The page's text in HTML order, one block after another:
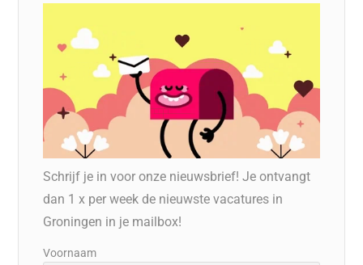
Schrijf je in voor onze nieuwsbrief! Je ontvangt
dan 1 x per week de nieuwste vacatures in
Groningen in je mailbox!
Voornaam